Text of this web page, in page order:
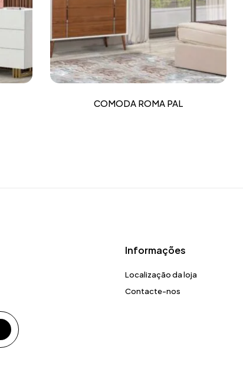
COMODA ROMA PAL
Informações
Localização da loja
Contacte-nos